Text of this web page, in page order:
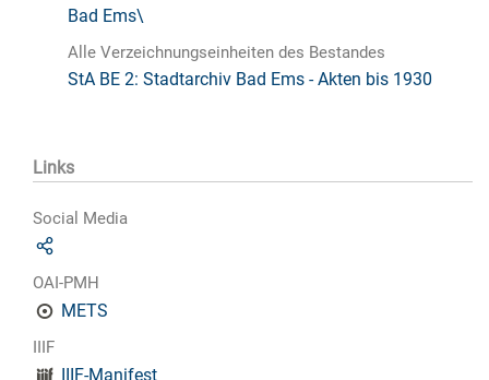
Bad Ems\
Alle Verzeichnungseinheiten des Bestandes
StA BE 2: Stadtarchiv Bad Ems - Akten bis 1930
Links
Social Media
OAI-PMH
METS
IIIF
IIIF-Manifest